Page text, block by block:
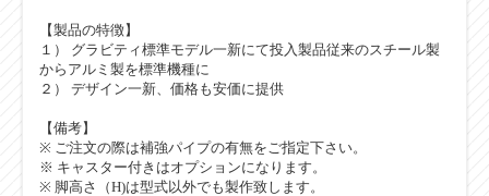
【製品の特徴】
１） グラビティ標準モデル一新にて投入製品従来のスチール製
からアルミ製を標準機種に
２） デザイン一新、価格も安価に提供
【備考】
※ ご注文の際は補強パイプの有無をご指定下さい。
※ キャスター付きはオプションになります。
※ 脚高さ（H)は型式以外でも製作致します。